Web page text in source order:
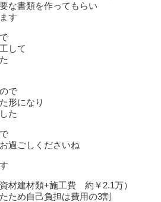
な書類を作ってもらい
す
して
で
形になり
た
過ごしくださいね
材建材類+施工費 約￥2.1万）
ため自己負担は費用の3割